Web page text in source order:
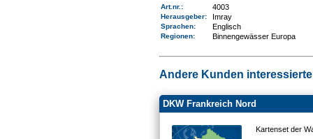
Art.nr. : 4003
Herausgeber: Imray
Sprachen: Englisch
Regionen: Binnengewässer Europa
Andere Kunden
DKW Frankreich Nord
Kartenset der